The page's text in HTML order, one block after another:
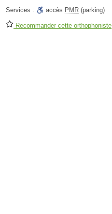
Services : accès PMR (parking)
Recommander cette orthophoniste